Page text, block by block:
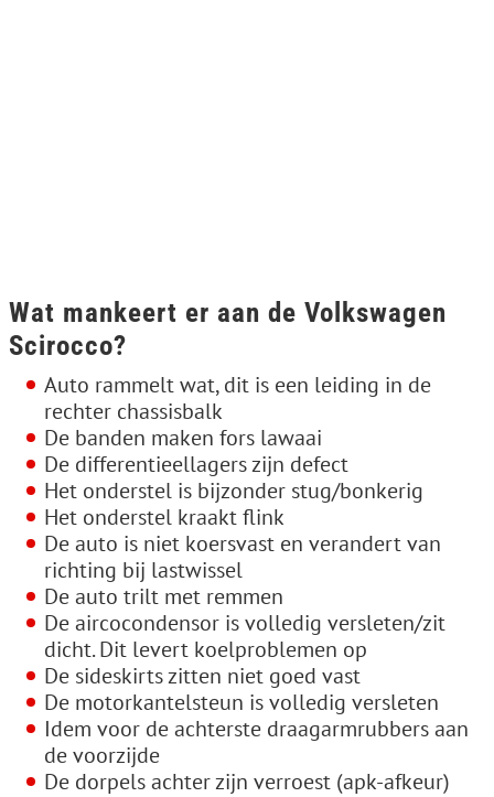
Wat mankeert er aan de Volkswagen
Scirocco?
Auto rammelt wat, dit is een leiding in de
rechter chassisbalk
De banden maken fors lawaai
De differentieellagers zijn defect
Het onderstel is bijzonder stug/bonkerig
Het onderstel kraakt flink
De auto is niet koersvast en verandert van
richting bij lastwissel
De auto trilt met remmen
De aircocondensor is volledig versleten/zit
dicht. Dit levert koelproblemen op
De sideskirts zitten niet goed vast
De motorkantelsteun is volledig versleten
Idem voor de achterste draagarmrubbers aan
de voorzijde
De dorpels achter zijn verroest (apk-afkeur)